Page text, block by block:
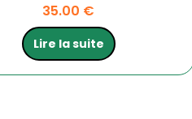
35.00 €
Lire la suite